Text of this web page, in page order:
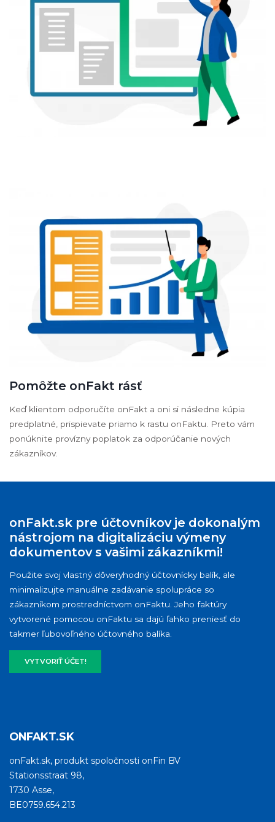
Pomôžte onFakt rásť
Keď klientom odporučíte onFakt a oni si následne kúpia
predplatné, prispievate priamo k rastu onFaktu. Preto vám
ponúknite provízny poplatok za odporúčanie nových
zákazníkov.
onFakt.sk pre účtovníkov je dokonalým
nástrojom na digitalizáciu výmeny
dokumentov s vašimi zákazníkmi!
Použite svoj vlastný dôveryhodný účtovnícky balík, ale
minimalizujte manuálne zadávanie spolupráce so
zákazníkom prostredníctvom onFaktu. Jeho faktúry
vytvorené pomocou onFaktu sa dajú ľahko preniesť do
takmer ľubovoľného účtovného balíka.
VYTVORIŤ ÚČET!
ONFAKT.SK
onFakt.sk, produkt spoločnosti onFin BV
Stationsstraat 98,
1730 Asse,
BE0759.654.213